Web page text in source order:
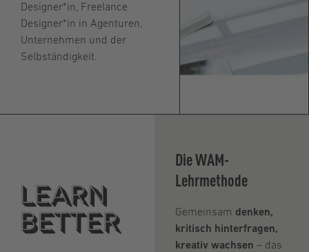
Designer*in, Freelance
Designer*in in Agenturen,
Unternehmen und der
Selbständigkeit.
Learn
better
Die WAM-
Lehrmethode
Gemeinsam denken,
kritisch hinterfragen,
kreativ wachsen – das